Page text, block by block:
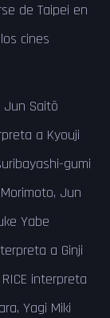
de Taipei en
cines
Jun Saitō
a Kyouji
gumi
Jun
Yabe
a Ginji
interpreta
Yagi Miki